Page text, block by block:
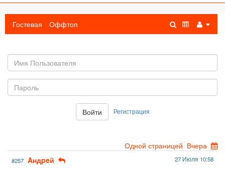
Гостевая Оффтоп
пользователя
Войти Регистрация
Одной страницей Вчера
#257 Aндpeй 27 Июля 10:58